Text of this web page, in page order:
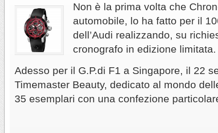
Non è la prima volta che
automobile, lo ha fatto per il
dell’Audi realizzando, su
cronografo in edizione limitata.
Adesso per il G.P.di F1 a Singapore, il 22
Timemaster Beauty, dedicato al mondo
35 esemplari con una confezione